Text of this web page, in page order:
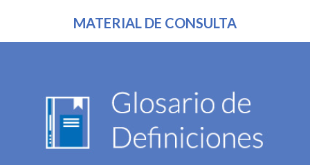
MATERIAL DE CONSULTA